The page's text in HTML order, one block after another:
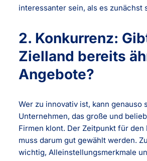
interessanter sein, als es zunächst
2. Konkurrenz:
Zielland bereits
Angebote?
Wer zu innovativ ist, kann genauso
Unternehmen, das große und
Firmen klont. Der Zeitpunkt für
muss darum gut gewählt werden.
wichtig, Alleinstellungsmerkmale